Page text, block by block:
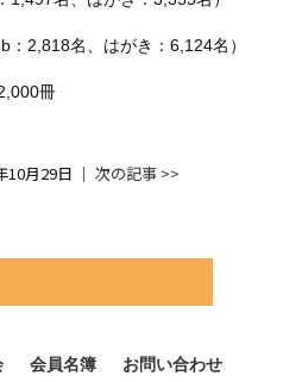
2,818名、はがき：6,124名）
冊
10月29日 │次の記事 >>
会員名簿 お問い合わせ